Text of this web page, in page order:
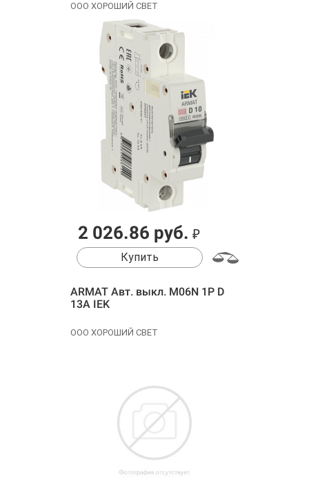
ООО ХОРОШИЙ СВЕТ
2 026.86 руб. ₽
Купить
ARMAT Авт. выкл. M06N 1P D
13А IEK
ООО ХОРОШИЙ СВЕТ